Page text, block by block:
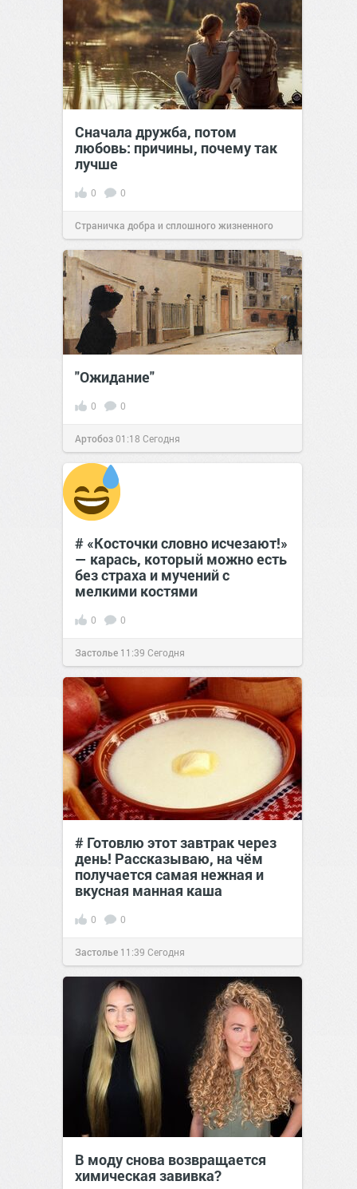
Сначала дружба, потом
любовь: причины, почему так
лучше
0 0
Страничка добра и сплошного жизненного
позитива!16:38Сегодня
"Ожидание"
0 0
Артобоз01:18 Сегодня
# «Косточки словно исчезают!»
— карась, который можно есть
без страха и мучений с
мелкими костями
0 0
Застолье 11:39 Сегодня
# Готовлю этот завтрак через
день! Рассказываю, на чём
получается самая нежная и
вкусная манная каша
0 0
Застолье 11:39 Сегодня
В моду снова возвращается
химическая завивка?